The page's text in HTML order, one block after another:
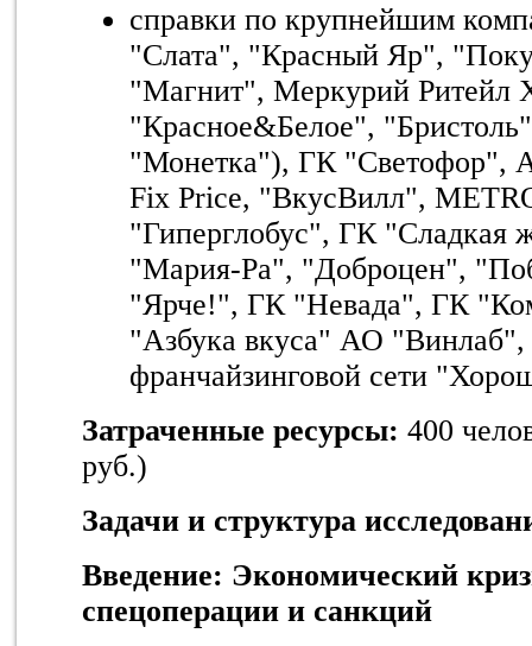
справки по крупнейшим
"Слата", "Красный Яр",
"Магнит", Меркурий Ритейл
"Красное&Белое",
"Монетка"), ГК "Светофор",
Fix Price, "ВкусВилл", M
"Гиперглобус", ГК "Сладкая
"Мария-Ра", "Доброцен",
"Ярче!", ГК "Невада", ГК
"Азбука вкуса" АО "Винлаб",
франчайзинговой сети
Затраченные ресурсы: 400
руб.)
Задачи и структура
Введение: Экономический
спецоперации и санкций